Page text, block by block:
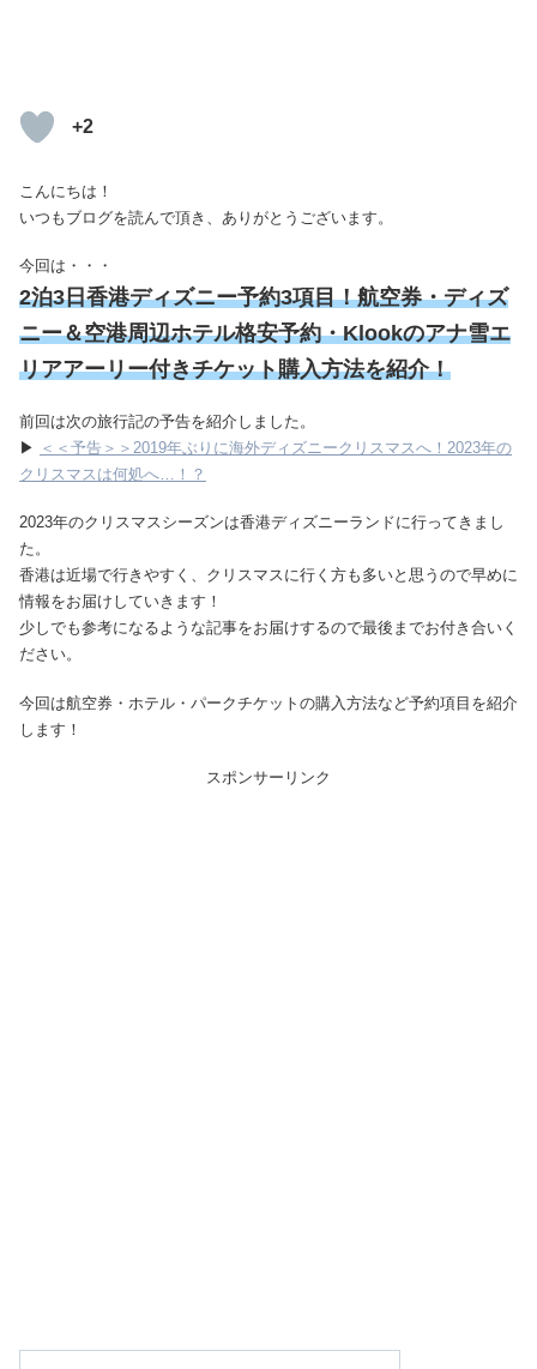
+2
こんにちは！
いつもブログを読んで頂き、ありがとうございます。
今回は・・・
2泊3日香港ディズニー予約3項目！航空券・ディズ
ニー＆空港周辺ホテル格安予約・Klookのアナ雪エ
リアアーリー付きチケット購入方法を紹介！
前回は次の旅行記の予告を紹介しました。
▶ ＜＜予告＞＞2019年ぶりに海外ディズニークリスマスへ！2023年の
クリスマスは何処へ…！？
2023年のクリスマスシーズンは香港ディズニーランドに行ってきまし
た。
香港は近場で行きやすく、クリスマスに行く方も多いと思うので早めに
情報をお届けしていきます！
少しでも参考になるような記事をお届けするので最後までお付き合いく
ださい。
今回は航空券・ホテル・パークチケットの購入方法など予約項目を紹介
します！
スポンサーリンク